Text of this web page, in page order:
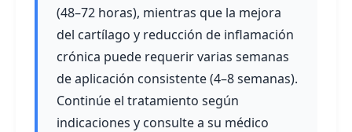
(48–72 horas), mientras que la mejora
del cartílago y reducción de inflamación
crónica puede requerir varias semanas
de aplicación consistente (4–8 semanas).
Continúe el tratamiento según
indicaciones y consulte a su médico